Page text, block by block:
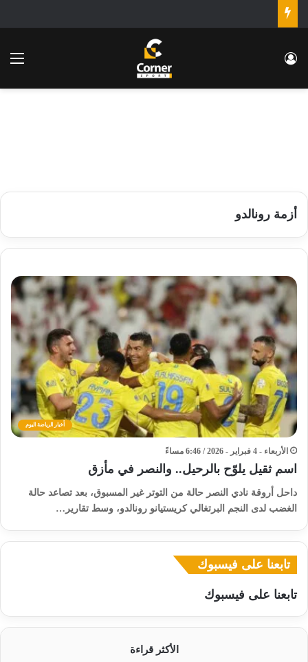
تسجيل الدخول
أزمة رونالدو
أخبار الرياضة اليوم
الأربعاء - 4 فبراير - 2026 / 6:46 مساءً
اسم ثقيل يلوّح بالرحيل.. والنصر في مأزق
داحل أروقة نادي النصر حالة من التوتر غير المسبوق، بعد تصاعد حالة
الغضب لدى النجم البرتغالي كريستيانو رونالدو، وسط تقارير…
تابعنا على فيسبوك
تابعنا على فيسبوك
الأكثر قراءة